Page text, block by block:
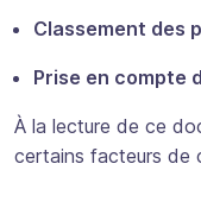
Classement des
Prise en compte
À la lecture de ce
certains facteurs de